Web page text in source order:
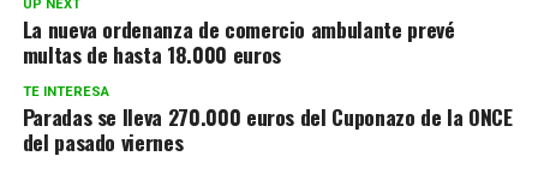
UP NEXT
La nueva ordenanza de comercio ambulante prevé
multas de hasta 18.000 euros
TE INTERESA
Paradas se lleva 270.000 euros del Cuponazo de la ONCE
del pasado viernes